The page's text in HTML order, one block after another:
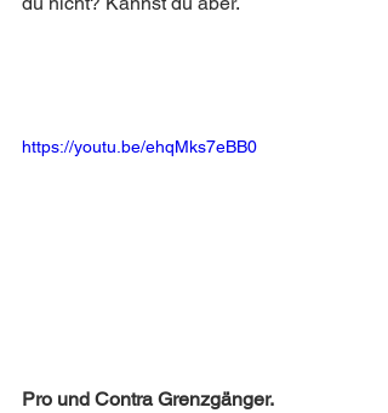
https://youtu.be/ehqMks7eBB0
Pro und Contra Grenzgänger.